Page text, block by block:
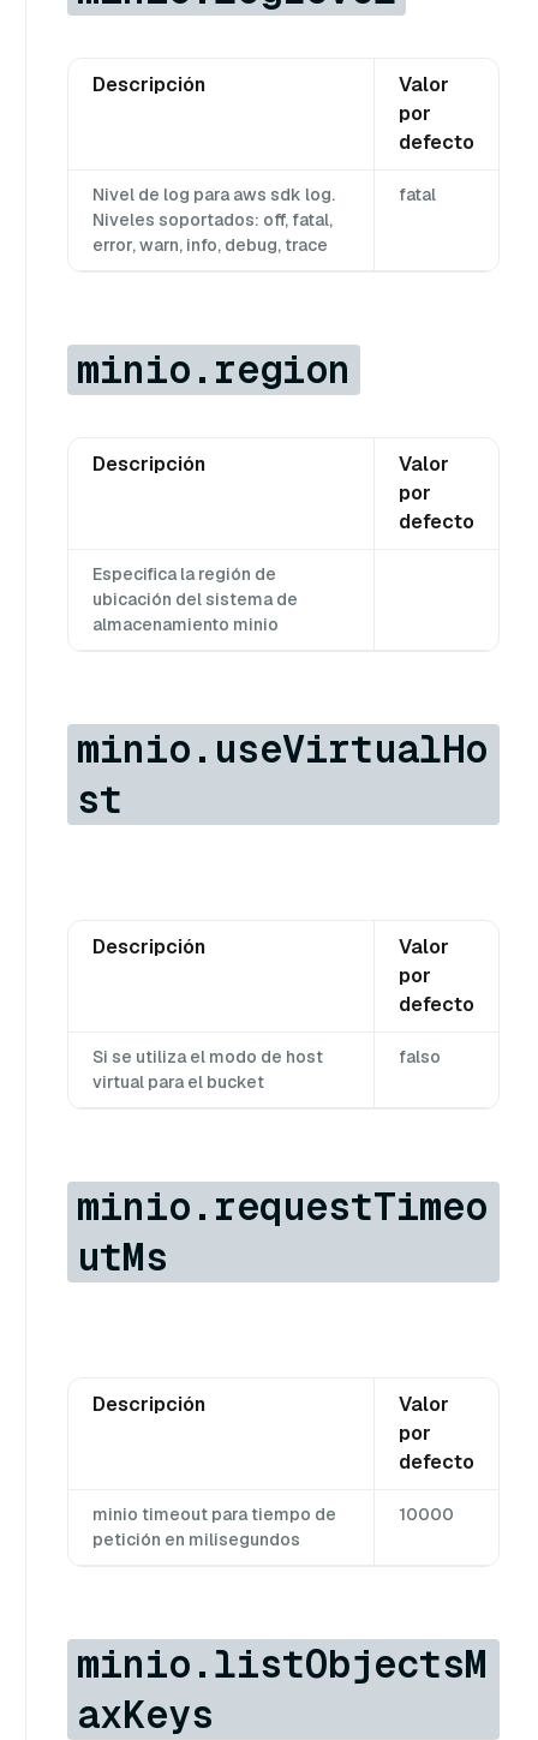
Descripción
Valor
por
defecto
Nivel de log para aws sdk log.
Niveles soportados: off, fatal,
error, warn, info, debug, trace
fatal
minio.region
Descripción
Valor
por
defecto
Especifica la región de
ubicación del sistema de
almacenamiento minio
minio.useVirtualHo
st
Descripción
Valor
por
defecto
Si se utiliza el modo de host
virtual para el bucket
falso
minio.requestTimeo
utMs
Descripción
Valor
por
defecto
minio timeout para tiempo de
petición en milisegundos
10000
minio.listObjectsM
axKeys